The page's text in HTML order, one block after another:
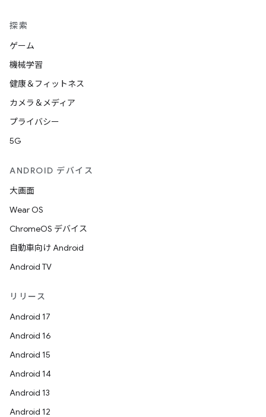
探索
ゲーム
機械学習
健康＆フィットネス
カメラ＆メディア
プライバシー
5G
ANDROID デバイス
大画面
Wear OS
ChromeOS デバイス
自動車向け Android
Android TV
リリース
Android 17
Android 16
Android 15
Android 14
Android 13
Android 12